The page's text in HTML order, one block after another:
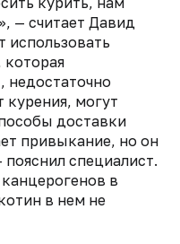
— считает Давид
использовать
недостаточно
курения, могут
доставки
привыкание, но он
специалист.
в
в нем не